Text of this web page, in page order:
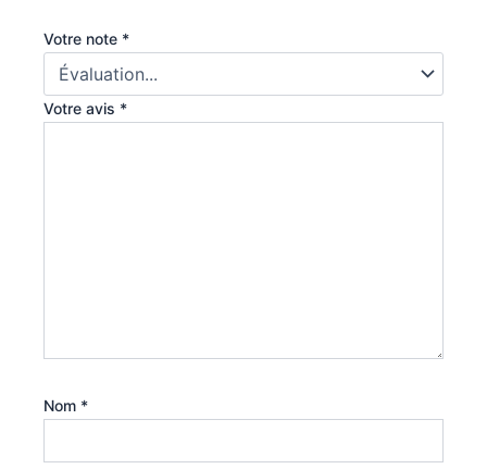
Votre note *
Votre avis *
Nom *